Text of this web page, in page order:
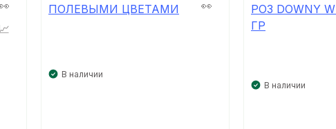
В наличии
В наличии